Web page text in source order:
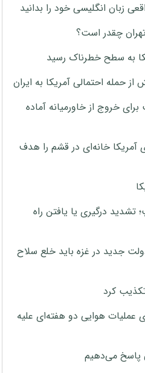
زبان انگلیسی خود را بدانید
به سطح خطرناک رسید
حمله احتمالی آمریکا به ایران
خروج از خاورمیانه آماده
بمب ۲۰۰۰ پوندی آمریکا خانه‌ای در قشم را هدف
تشدید درگیری یا یافتن راه
جدید در غزه باید خلع سلاح
کرد
عملیات هوایی دو هفته‌ای علیه
پاسخ می‌دهیم